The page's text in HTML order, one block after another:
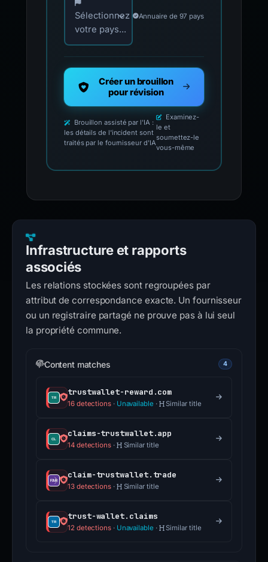
Sélectionnez
votre pays...
Annuaire de 97 pays
Créer un brouillon
pour révision
Brouillon assisté par l'IA :
les détails de l'incident sont
traités par le fournisseur d'IA
Examinez-
le et
soumettez-le
vous-même
Infrastructure et rapports
associés
Les relations stockées sont regroupées par
attribut de correspondance exacte. Un fournisseur
ou un registraire partagé ne prouve pas à lui seul
la propriété commune.
Content matches 4
trustwallet-reward.com
16 detections· Unavailable · Similar title
claims-trustwallet.app
14 detections· Similar title
claim-trustwallet.trade
13 detections· Similar title
trust-wallet.claims
12 detections· Unavailable · Similar title